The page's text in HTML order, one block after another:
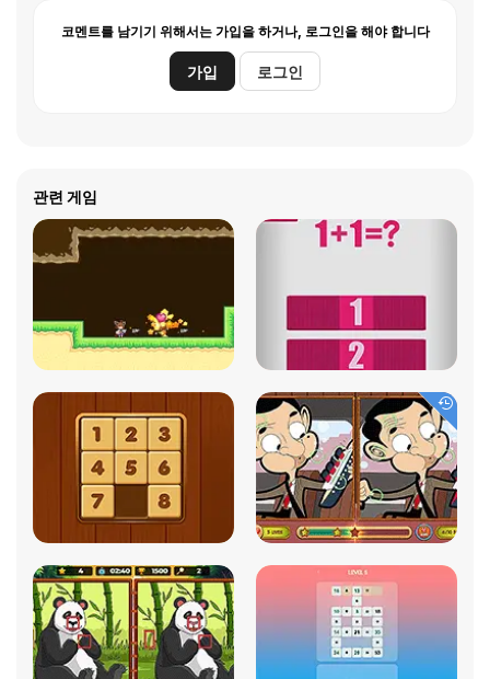
코멘트를 남기기 위해서는 가입을 하거나, 로그인을 해야 합니다
가입 로그인
관련 게임